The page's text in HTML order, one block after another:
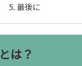
最後に
は？